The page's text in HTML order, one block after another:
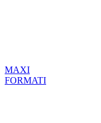
MAXI
FORMATI